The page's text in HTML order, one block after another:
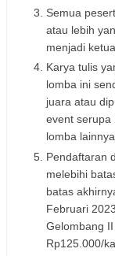
Semua
atau lebih
menjadi
Karya tulis
lomba ini
juara atau
event serupa
lomba
Pendaftaran
melebihi
batas
Februari
Gelombang
Rp125.000/